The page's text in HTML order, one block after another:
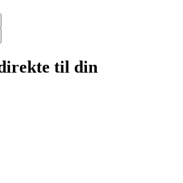
til din